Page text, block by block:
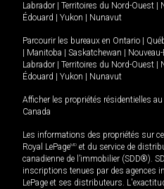
Labrador
Territoires du Nord-Ouest
Édouard
Yukon Nunavut
Parcourir les bureaux en Ontario
Manitoba Saskatchewan
Labrador
Territoires du Nord-Ouest
Édouard
Yukon Nunavut
Afficher les propriétés résidentielles au
Canada
Les informations des propriétés sur
Royal LePageMD et du service de
canadienne de l’immobilier (SDD®).
inscriptions tenues par des agences
LePage et ses distributeurs.